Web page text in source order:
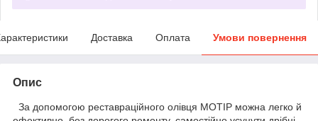
Доставка Оплата Умови повернення
Опис
За допомогою реставраційного олівця MOTIP можна легко й